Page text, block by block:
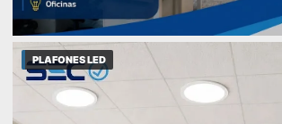
PLAFONES LED